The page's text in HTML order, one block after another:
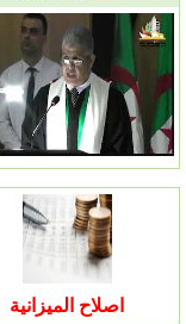
اصلاح الميزانية